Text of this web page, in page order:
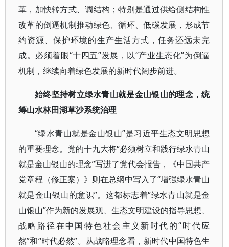
革，加快转方式、调结构；特别是通过供给侧结构性
改革的倒逼机制推动绿色、循环、低碳发展，形成节
约资源、保护环境的生产生活方式，任务还远未完
成。必须着眼“十四五”发展，以“产业生态化”为倒逼
机制，继续向着绿色发展的新时代阔步前进。
始终坚持树立绿水青山就是金山银山的理念，统
筹山水林田湖草沙系统治理
“绿水青山就是金山银山”是习近平生态文明思想
的重要理念。党的十九大将“必须树立和践行绿水青山
就是金山银山的理念”写进了党代会报告，《中国共产
党章程（修正案）》则在总纲中写入了“增强绿水青山
就是金山银山的意识”。这都标志着“绿水青山就是金
山银山”作为新的发展观、生态文明建设的指导思想、
战略路径在中国特色社会主义新时代的“时代应
然”和“时代必然”。从战略理念看，新时代中国特色生